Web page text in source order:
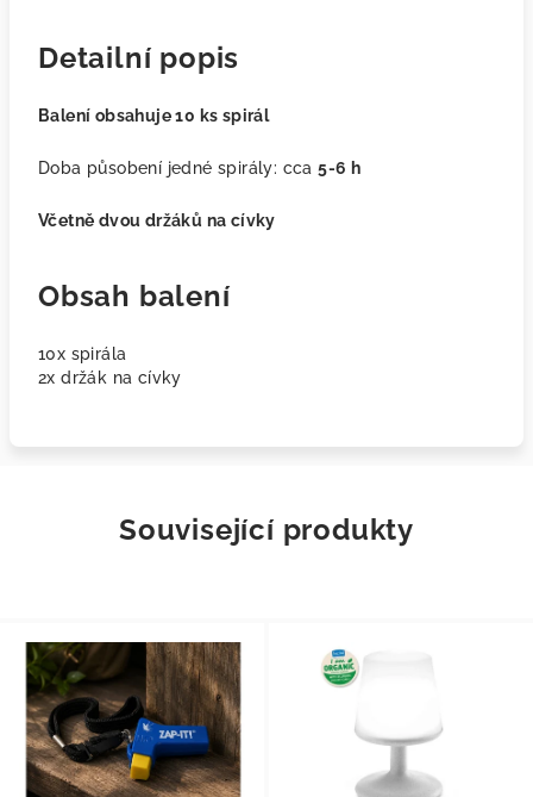
Detailní popis
Balení obsahuje 10 ks spirál
Doba působení jedné spirály: cca5-6 h
Včetně dvou držáků na cívky
Obsah balení
10x spirála
2x držák na cívky
Související produkty